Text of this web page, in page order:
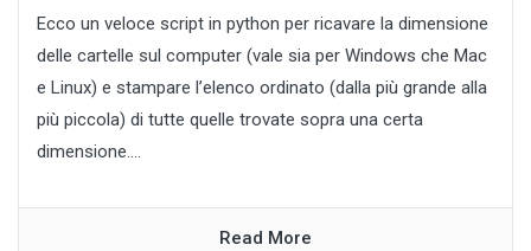
Ecco un veloce script in python per ricavare la dimensione
delle cartelle sul computer (vale sia per Windows che Mac
e Linux) e stampare l’elenco ordinato (dalla più grande alla
più piccola) di tutte quelle trovate sopra una certa
dimensione....
Read More